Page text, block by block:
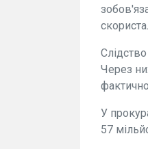
Через
У
57